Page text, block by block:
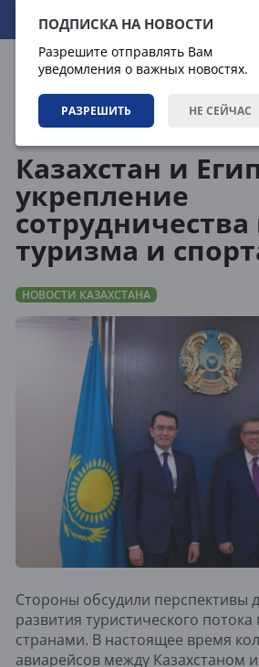
ПОДПИСКА НА НОВОСТИ
Разрешите отправлять Вам
уведомления о важных новостях.
РАЗРЕШИТЬ НЕ СЕЙЧАС
07.08.2026 18:43:26
Казахстан и
укрепление
сотрудничества
туризма и
НОВОСТИ КАЗАХСТАНА
Стороны обсудили перспективы
развития туристического
странами. В настоящее время
авиарейсов между Казахстаном